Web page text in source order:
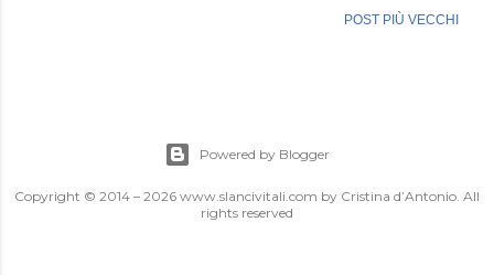
POST PIÙ VECCHI
Powered by Blogger
Copyright © 2014 – 2026 www.slancivitali.com by Cristina d’Antonio. All
rights reserved